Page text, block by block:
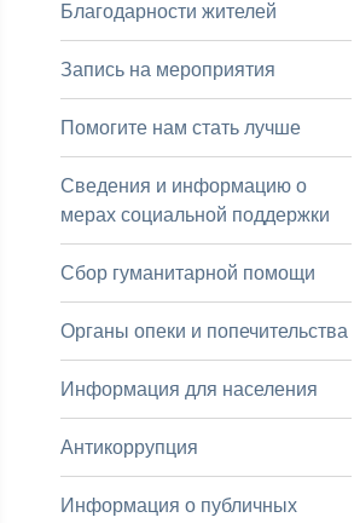
Благодарности жителей
Запись на мероприятия
Помогите нам стать лучше
Сведения и информацию о
мерах социальной поддержки
Сбор гуманитарной помощи
Органы опеки и попечительства
Информация для населения
Антикоррупция
Информация о публичных